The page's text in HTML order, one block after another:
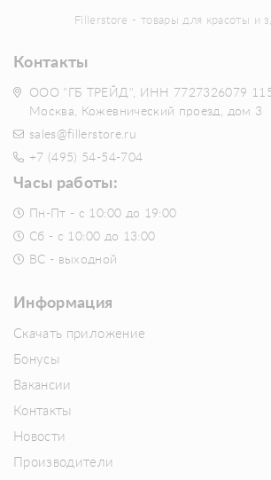
Fillerstore - товары для красоты и
Контакты
ООО "ГБ ТРЕЙД", ИНН 7727326079
Москва, Кожевнический проезд, дом 3
sales@fillerstore.ru
+7 (495) 54-54-704
Часы работы:
Пн-Пт - с 10:00 до 19:00
Сб - с 10:00 до 13:00
ВС - выходной
Информация
Скачать приложение
Бонусы
Вакансии
Контакты
Новости
Производители